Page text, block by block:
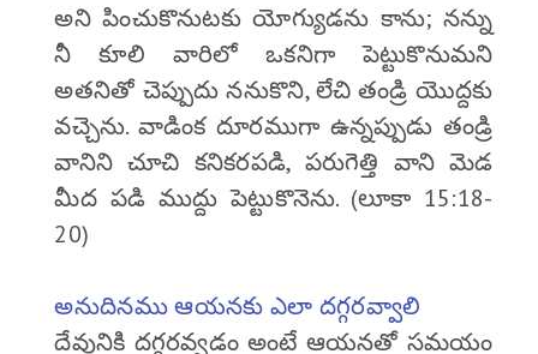
అని పించుకొనుటకు యోగ్యుడను కాను; నన్ను
నీ కూలి వారిలో ఒకనిగా పెట్టుకొనుమని
అతనితో చెప్పుదు ననుకొని, లేచి తండ్రి యొద్దకు
వచ్చెను. వాడింక దూరముగా ఉన్నప్పుడు తండ్రి
వానిని చూచి కనికరపడి, పరుగెత్తి వాని మెడ
మీద పడి ముద్దు పెట్టుకొనెను. (లూకా 15:18-
20)
అనుదినము ఆయనకు ఎలా దగ్గరవ్వాలి
దేవునికి దగ్గరవ్వడం అంటే ఆయనతో సమయం